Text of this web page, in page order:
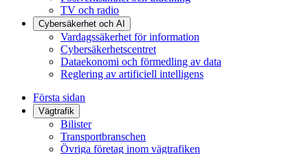
TV och radio
Cybersäkerhet och AI
Vardagssäkerhet för information
Cybersäkerhetscentret
Dataekonomi och förmedling av data
Reglering av artificiell intelligens
Första sidan
Vägtrafik
Bilister
Transportbranschen
Övriga företag inom vägtrafiken